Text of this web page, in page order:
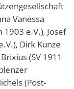
Vanessa
e.V.), Josef
Dirk Kunze
(SV 1911
(Post-